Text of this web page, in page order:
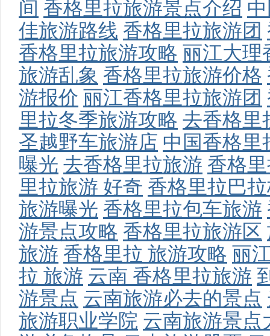
间 香格里拉旅游景点介绍
佳旅游路线 香格里拉旅游团
香格里拉旅游攻略 丽江大理
旅游乱象 香格里拉旅游价格
游报价 丽江香格里拉旅游团
里拉冬季旅游攻略 去香格里
圣越野车旅游店 中国香格里
曝光 去香格里拉旅游 香格
里拉旅游 好奇 香格里拉巴
旅游曝光 香格里拉包车旅游
游景点攻略 香格里拉旅游区
旅游 香格里拉 旅游攻略 丽
拉 旅游 云南 香格里拉旅游
游景点 云南旅游必去的景点
旅游职业学院 云南旅游景点